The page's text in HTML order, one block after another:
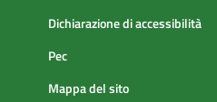
Dichiarazione di accessibilità
Pec
Mappa del sito